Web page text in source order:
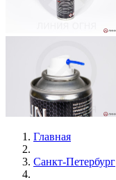
Главная
Санкт-Петербург